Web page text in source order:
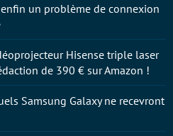
un problème de connexion
Hisense triple laser
de 390 € sur Amazon !
Samsung Galaxy ne recevront